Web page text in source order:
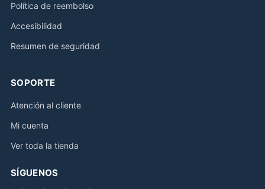
Política de reembolso
Accesibilidad
Resumen de seguridad
SOPORTE
Atención al cliente
Mi cuenta
Ver toda la tienda
SÍGUENOS